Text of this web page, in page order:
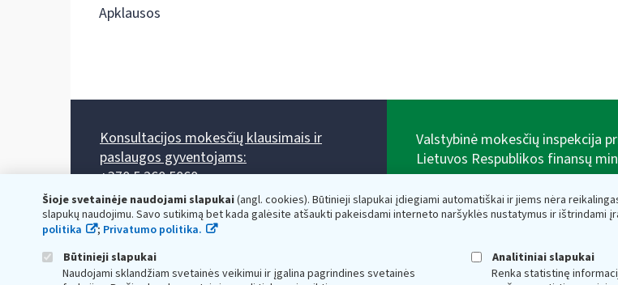
Šioje svetainėje naudojami slapukai(angl. cookies). Būtinieji slapukai įdiegiami automatiškai ir jiems nėra
slapukų naudojimu. Savo sutikimą bet kada galėsite atšaukti pakeisdami interneto naršyklės nustatymus ir ištrindami
politika
; Privatumo politika.
Būtinieji slapukai
Naudojami sklandžiam svetainės veikimui ir įgalina pagrindines svetainės
Analitiniai slapukai
Renka statistinę
Apklausos
Konsultacijos mokesčių klausimais ir
paslaugos gyventojams:
+370 5 260 5060
Darbo laikas: I-IV 8.00-17.00, V 8.00-15.45.
Prieššventinę dieną - viena valanda trumpiau.
Kiekvieno mėnesio antrą penktadienį 8.00 val. - 12.00 val.
Valstybinė mokesčių inspekcija
Lietuvos Respublikos finansų
adresas: Vasario 16-osios g. 14, 01107 Vilnius,
el.paštas:vmi@vmi.lt, E. pristatymo dėžutės
Lietuvos Respublikos finansų ministerijos
saugomi Juridinių asmenų registre